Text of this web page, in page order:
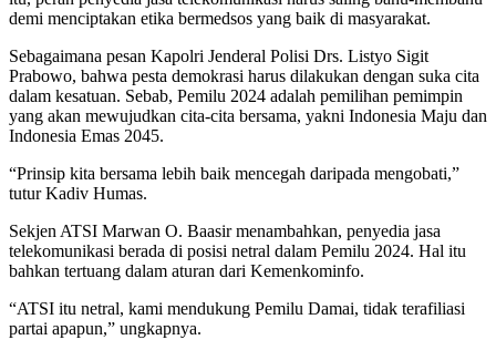
demi menciptakan etika bermedsos yang baik di masyarakat.
Sebagaimana pesan Kapolri Jenderal Polisi Drs. Listyo Sigit
Prabowo, bahwa pesta demokrasi harus dilakukan dengan suka cita
dalam kesatuan. Sebab, Pemilu 2024 adalah pemilihan pemimpin
yang akan mewujudkan cita-cita bersama, yakni Indonesia Maju dan
Indonesia Emas 2045.
“Prinsip kita bersama lebih baik mencegah daripada mengobati,”
tutur Kadiv Humas.
Sekjen ATSI Marwan O. Baasir menambahkan, penyedia jasa
telekomunikasi berada di posisi netral dalam Pemilu 2024. Hal itu
bahkan tertuang dalam aturan dari Kemenkominfo.
“ATSI itu netral, kami mendukung Pemilu Damai, tidak terafiliasi
partai apapun,” ungkapnya.